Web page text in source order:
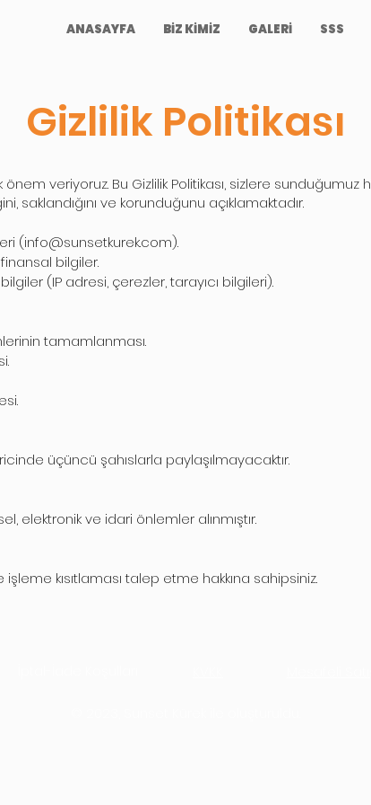
ANASAYFA BİZ KİMİZ GALERİ SSS
Gizlilik Politikası
veriyoruz. Bu Gizlilik Politikası, sizlere sunduğumuz
saklandığını ve korunduğunu açıklamaktadır.
(info@sunsetkurek.com).
bilgiler.
(IP adresi, çerezler, tarayıcı bilgileri).
tamamlanması.
üçüncü şahıslarla paylaşılmayacaktır.
elektronik ve idari önlemler alınmıştır.
kısıtlaması talep etme hakkına sahipsiniz.